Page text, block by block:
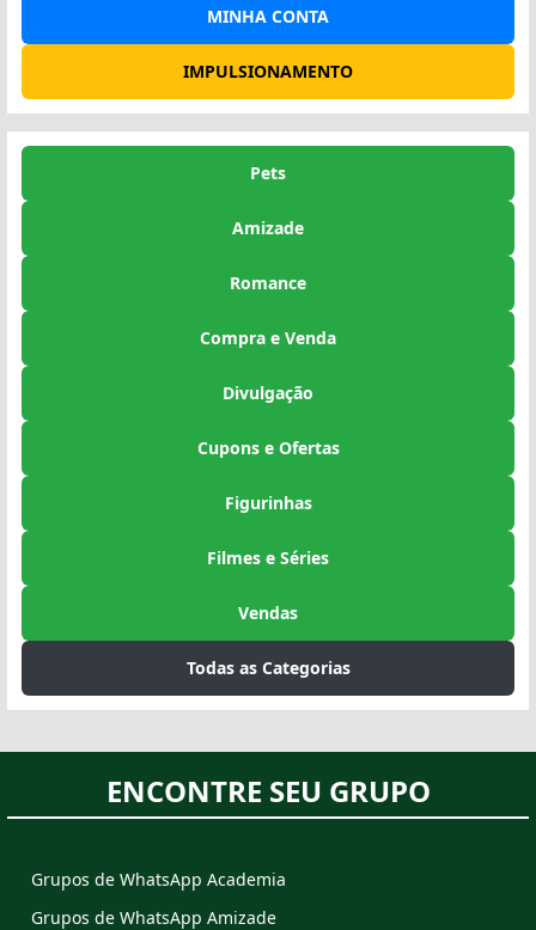
MINHA CONTA
IMPULSIONAMENTO
Pets
Amizade
Romance
Compra e Venda
Divulgação
Cupons e Ofertas
Figurinhas
Filmes e Séries
Vendas
Todas as Categorias
ENCONTRE SEU GRUPO
Grupos de WhatsApp Academia
Grupos de WhatsApp Amizade